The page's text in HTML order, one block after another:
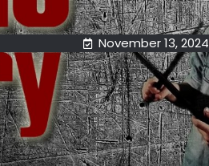
November 13, 2024